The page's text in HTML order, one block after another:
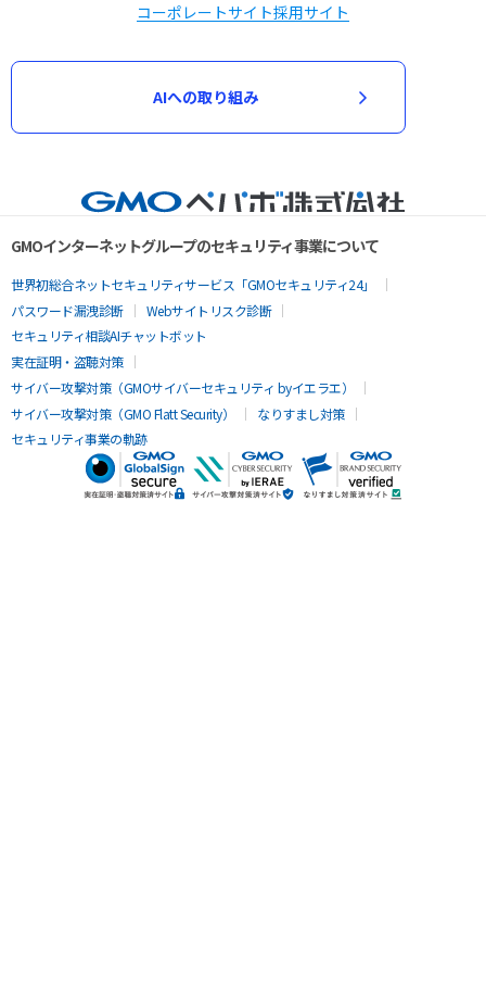
コーポレートサイト採用サイト
AIへの取り組み
GMOインターネットグループのセキュリティ事業について
世界初総合ネットセキュリティサービス「GMOセキュリティ24」
パスワード漏洩診断
Webサイトリスク診断
セキュリティ相談AIチャットボット
実在証明・盗聴対策
サイバー攻撃対策（GMOサイバーセキュリティ byイエラエ）
サイバー攻撃対策（GMO Flatt Security）
なりすまし対策
セキュリティ事業の軌跡